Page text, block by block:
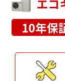
エコ
10年保